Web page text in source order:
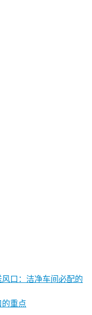
口：洁净车间必配的
重点